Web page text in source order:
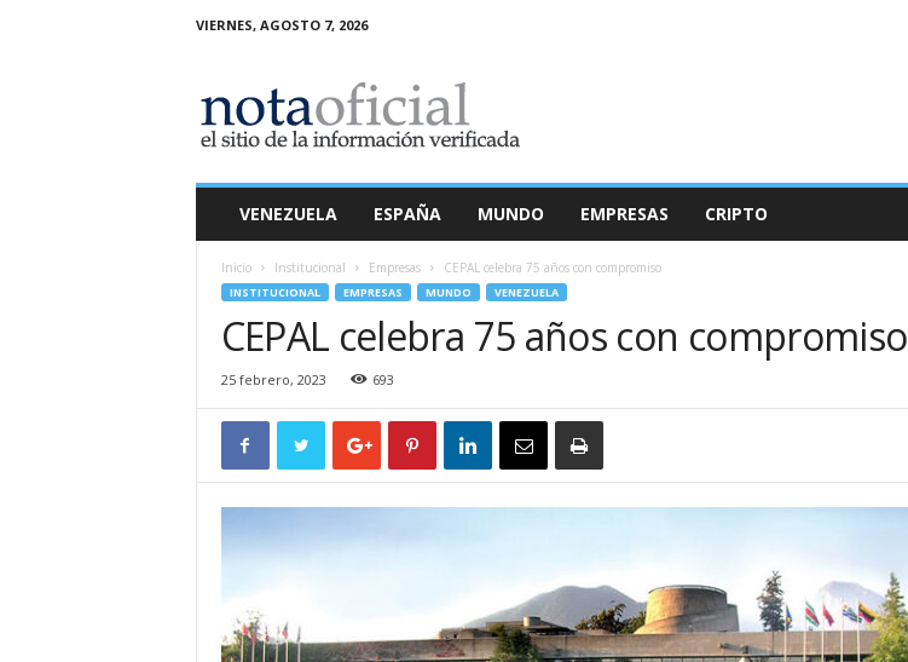
VIERNES, AGOSTO 7, 2026
a
O
VENEZUELA ESPAÑA MUNDO EMPRESAS CRIPTO
Inicio Institucional Empresas CEPAL celebra 75 años con compromiso
INSTITUCIONAL EMPRESAS MUNDO VENEZUELA
CEPAL celebra 75 años con compromiso
25 febrero, 2023 693